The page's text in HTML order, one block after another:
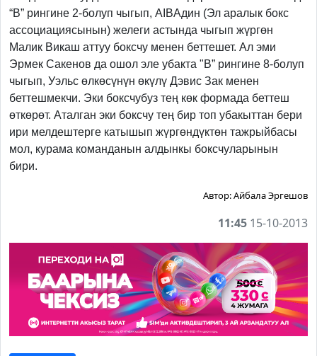
“В” рингине 2-болуп чыгып, AIBAдин (Эл аралык бокс
ассоциациясынын) желеги астында чыгып жүргөн
Малик Викаш аттуу боксчу менен беттешет. Ал эми
Эрмек Сакенов да ошол эле убакта "В” рингине 8-болуп
чыгып, Уэльс өлкөсүнүн өкүлү Дэвис Зак менен
беттешмекчи. Эки боксчубуз тең көк формада беттеш
өткөрөт. Аталган эки боксчу тең бир топ убакыттан бери
ири мелдештерге катышып жүргөндүктөн тажрыйбасы
мол, курама команданын алдынкы боксчуларынын
бири.
Автор:Айбала Эргешов
11:45 15-10-2013